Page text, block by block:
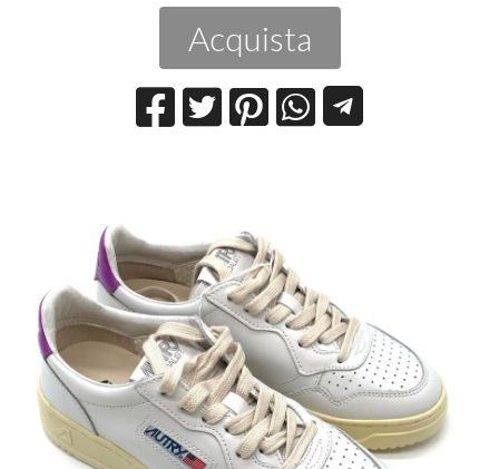
Acquista